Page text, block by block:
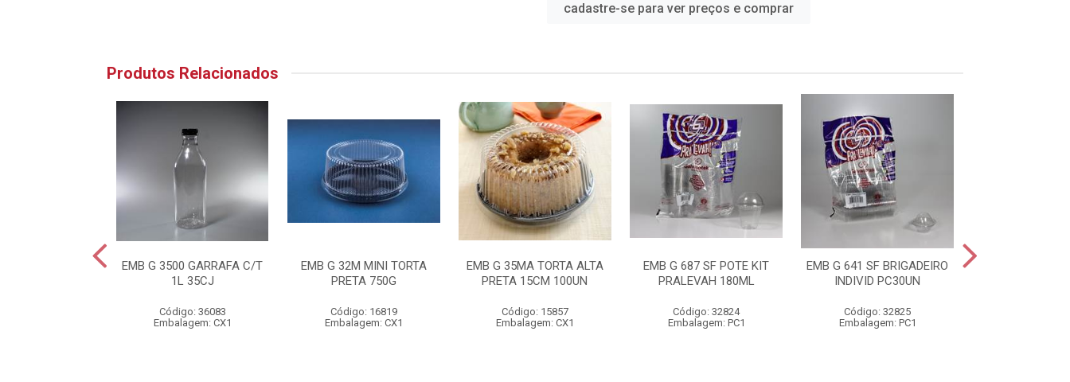
cadastre-se para ver preços e comprar
Produtos Relacionados
EMB G 3500 GARRAFA C/T
1L 35CJ
Código: 36083
Embalagem: CX1
EMB G 32M MINI TORTA
PRETA 750G
Código: 16819
Embalagem: CX1
EMB G 35MA TORTA ALTA
PRETA 15CM 100UN
Código: 15857
Embalagem: CX1
EMB G 687 SF POTE KIT
PRALEVAH 180ML
Código: 32824
Embalagem: PC1
EMB G 641 SF BRIGADEIRO
INDIVID PC30UN
Código: 32825
Embalagem: PC1